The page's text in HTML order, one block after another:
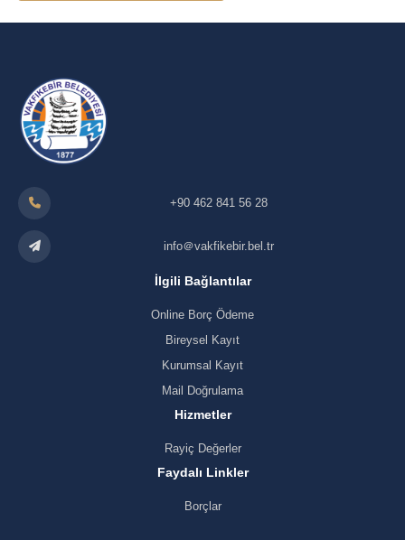
+90 462 841 56 28
info＠vakfikebir.bel.tr
İlgili Bağlantılar
Online Borç Ödeme
Bireysel Kayıt
Kurumsal Kayıt
Mail Doğrulama
Hizmetler
Rayiç Değerler
Faydalı Linkler
Borçlar